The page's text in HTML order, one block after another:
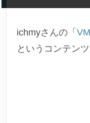
ichmyさんの「
というコンテン